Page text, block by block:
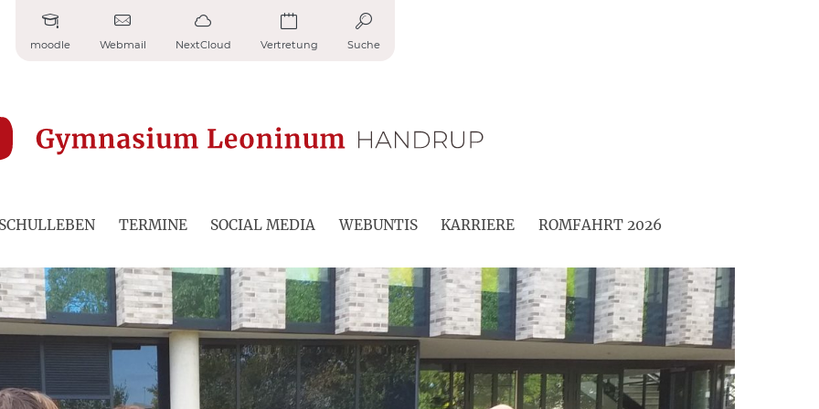
moodle Webmail NextCloud Vertretung Suche
SCHULLEBEN TERMINE SOCIAL MEDIA WEBUNTIS KARRIERE ROMFAHRT 2026